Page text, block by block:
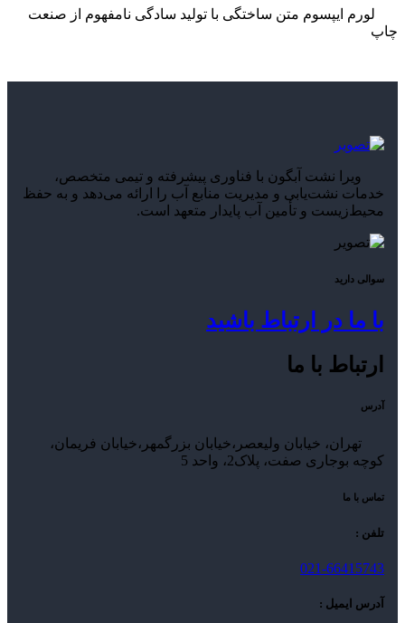
لورم ایپسوم متن ساختگی با تولید سادگی نامفهوم از صنعت
چاپ
ویرا نشت آبگون با فناوری پیشرفته و تیمی متخصص،
خدمات نشت‌یابی و مدیریت منابع آب را ارائه می‌دهد و به حفظ
محیط‌زیست و تأمین آب پایدار متعهد است.
سوالی دارید
با ما در ارتباط باشید
ارتباط با ما
آدرس
تهران، خیابان ولیعصر،خیابان بزرگمهر،خیابان فریمان،
کوچه بوجاری صفت، پلاک2، واحد 5
تماس با ما
تلفن :
021-66415743
آدرس ایمیل :